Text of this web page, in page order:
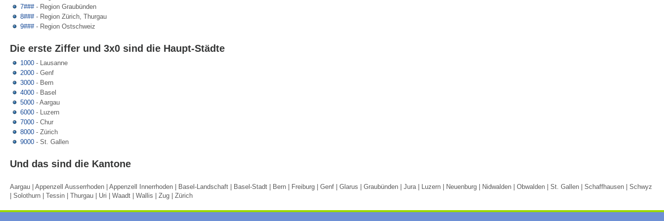
7###- Region Graubünden
8###- Region Zürich, Thurgau
9###- Region Ostschweiz
Die erste Ziffer und 3x0 sind die Haupt-Städte
1000 - Lausanne
2000 - Genf
3000 - Bern
4000 - Basel
5000 - Aargau
6000 - Luzern
7000 - Chur
8000- Zürich
9000 - St. Gallen
Und das sind die Kantone
Aargau | Appenzell Ausserrhoden | Appenzell Innerrhoden | Basel-Landschaft | Basel-Stadt | Bern | Freiburg | Genf | Glarus | Graubünden | Jura | Luzern | Neuenburg | Nidwalden | Obwalden | St. Gallen | Schaffhausen | Schwyz
| Solothurn | Tessin | Thurgau | Uri | Waadt | Wallis | Zug | Zürich